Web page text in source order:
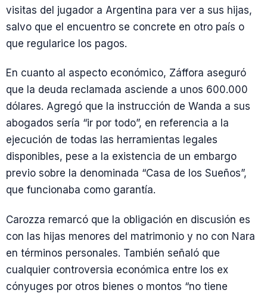
visitas del jugador a Argentina para ver a sus hijas,
salvo que el encuentro se concrete en otro país o
que regularice los pagos.
En cuanto al aspecto económico, Záffora aseguró
que la deuda reclamada asciende a unos 600.000
dólares. Agregó que la instrucción de Wanda a sus
abogados sería “ir por todo”, en referencia a la
ejecución de todas las herramientas legales
disponibles, pese a la existencia de un embargo
previo sobre la denominada “Casa de los Sueños”,
que funcionaba como garantía.
Carozza remarcó que la obligación en discusión es
con las hijas menores del matrimonio y no con Nara
en términos personales. También señaló que
cualquier controversia económica entre los ex
cónyuges por otros bienes o montos “no tiene